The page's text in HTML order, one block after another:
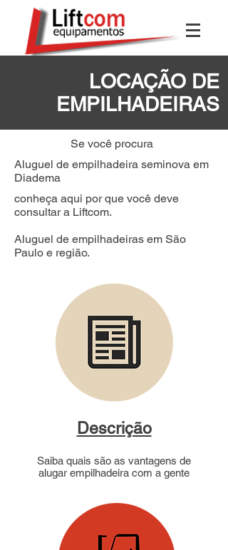
LOCAÇÃO DE
EMPILHADEIRAS
Se você procura
Aluguel de empilhadeira seminova em
Diadema
conheça aqui por que você deve
consultar a Liftcom.
Aluguel de empilhadeiras em São
Paulo e região.
Descrição
Saiba quais são as vantagens de
alugar empilhadeira com a gente